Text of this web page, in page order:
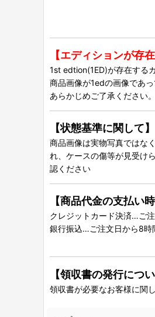
【エディションが存
1st edtion(1ED)が存在する
商品画像が1edの画像であ
あらかじめご了承ください。
【状態基準に関して】
商品画像は実物写真ではな
れ、ケースの傷等が見受け
認ください
【商品代金の支払い時
クレジットカード決済…ご
銀行振込…ご注文日から8時
【領収書の発行につい
領収書が必要なお客様に関